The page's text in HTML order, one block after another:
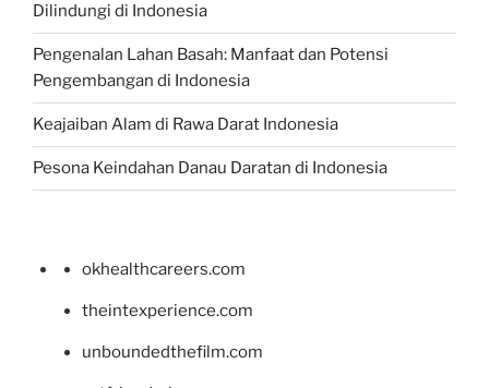
Dilindungi di Indonesia
Pengenalan Lahan Basah: Manfaat dan Potensi
Pengembangan di Indonesia
Keajaiban Alam di Rawa Darat Indonesia
Pesona Keindahan Danau Daratan di Indonesia
okhealthcareers.com
theintexperience.com
unboundedthefilm.com